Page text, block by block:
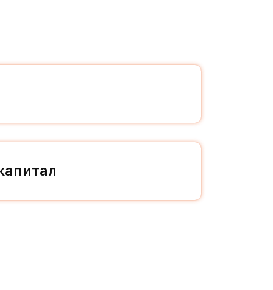
и
в